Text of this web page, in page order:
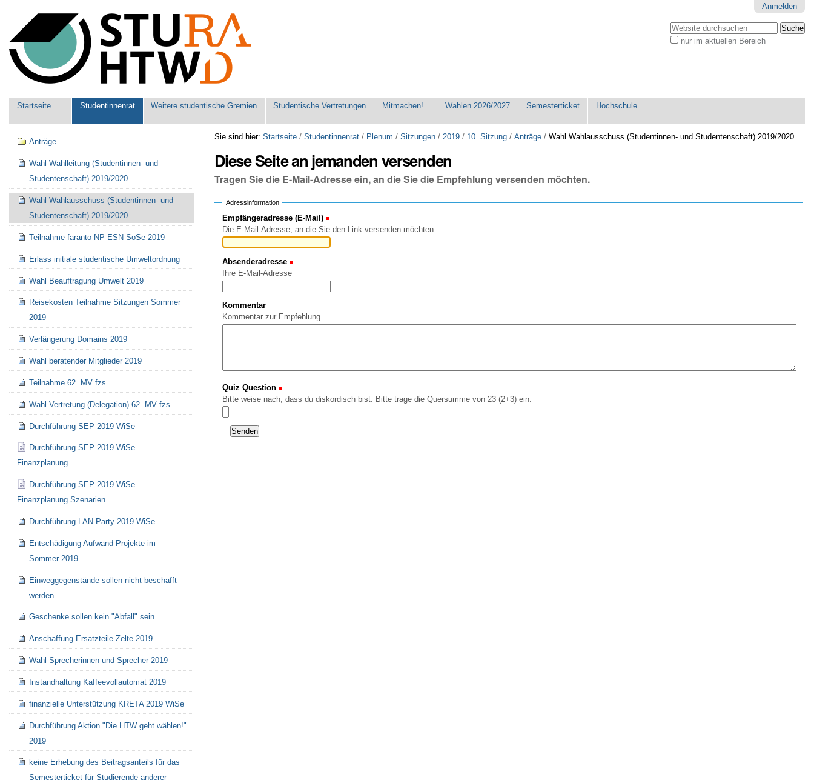
Werkzeuge
Anmelden
Website durchsuchen
nur im aktuellen Bereich
Sektionen
Startseite Studentinnenrat Weitere studentische Gremien Studentische Vertretungen Mitmachen! Wahlen 2026/2027 Semesterticket Hochschule
Sie sind hier: Startseite /Studentinnenrat / Plenum /Sitzungen /2019 / 10. Sitzung /Anträge /Wahl Wahlausschuss (Studentinnen- und Studentenschaft) 2019/2020
Diese Seite an jemanden versenden
Tragen Sie die E-Mail-Adresse ein, an die Sie die Empfehlung versenden möchten.
Adressinformation
Empfängeradresse (E-Mail)
Die E-Mail-Adresse, an die Sie den Link versenden möchten.
Absenderadresse
Ihre E-Mail-Adresse
Kommentar
Kommentar zur Empfehlung
Quiz Question
Bitte weise nach, dass du diskordisch bist. Bitte trage die Quersumme von 23 (2+3) ein.
Navigation
Anträge
Wahl Wahlleitung (Studentinnen- und
Studentenschaft) 2019/2020
Wahl Wahlausschuss (Studentinnen- und
Studentenschaft) 2019/2020
Teilnahme faranto NP ESN SoSe 2019
Erlass initiale studentische Umweltordnung
Wahl Beauftragung Umwelt 2019
Reisekosten Teilnahme Sitzungen Sommer
2019
Verlängerung Domains 2019
Wahl beratender Mitglieder 2019
Teilnahme 62. MV fzs
Wahl Vertretung (Delegation) 62. MV fzs
Durchführung SEP 2019 WiSe
Durchführung SEP 2019 WiSe
Finanzplanung
Durchführung SEP 2019 WiSe
Finanzplanung Szenarien
Durchführung LAN-Party 2019 WiSe
Entschädigung Aufwand Projekte im
Sommer 2019
Einweggegenstände sollen nicht beschafft
werden
Geschenke sollen kein "Abfall" sein
Anschaffung Ersatzteile Zelte 2019
Wahl Sprecherinnen und Sprecher 2019
Instandhaltung Kaffeevollautomat 2019
finanzielle Unterstützung KRETA 2019 WiSe
Durchführung Aktion "Die HTW geht wählen!"
2019
keine Erhebung des Beitragsanteils für das
Semesterticket für Studierende anderer